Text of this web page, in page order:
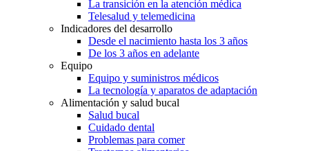
La transición en la atención médica
Telesalud y telemedicina
Indicadores del desarrollo
Desde el nacimiento hasta los 3 años
De los 3 años en adelante
Equipo
Equipo y suministros médicos
La tecnología y aparatos de adaptación
Alimentación y salud bucal
Salud bucal
Cuidado dental
Problemas para comer